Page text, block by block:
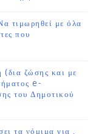
τιμωρηθεί με όλα
που
(δια ζώσης και με
e-
του Δημοτικού
τα νόμιμα για ,